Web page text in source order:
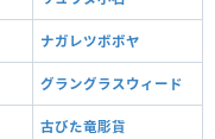
ナガレツボボヤ
グラングラスウィード
古びた竜彫貨